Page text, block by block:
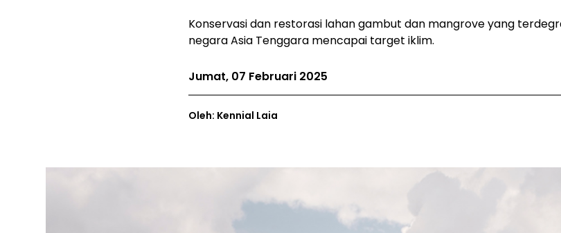
Konservasi dan restorasi lahan gambut dan mangrove yang
negara Asia Tenggara mencapai target iklim.
Jumat, 07 Februari 2025
Oleh: Kennial Laia